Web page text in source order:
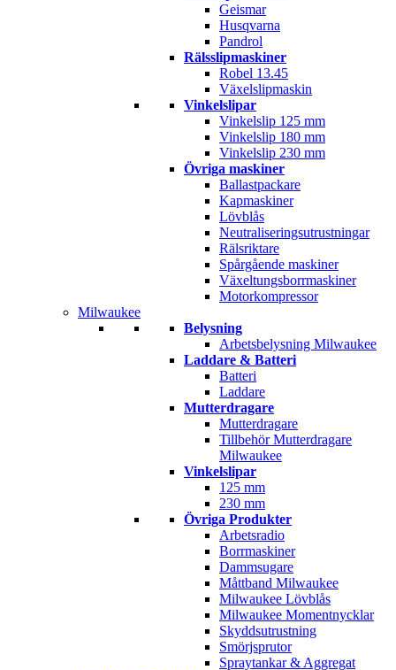
Geismar
Husqvarna
Pandrol
Rälsslipmaskiner
Robel 13.45
Växelslipmaskin
Vinkelslipar
Vinkelslip 125 mm
Vinkelslip 180 mm
Vinkelslip 230 mm
Övriga maskiner
Ballastpackare
Kapmaskiner
Lövblås
Neutraliseringsutrustningar
Rälsriktare
Spårgående maskiner
Växeltungsborrmaskiner
Motorkompressor
Milwaukee
Belysning
Arbetsbelysning Milwaukee
Laddare & Batteri
Batteri
Laddare
Mutterdragare
Mutterdragare
Tillbehör Mutterdragare
Milwaukee
Vinkelslipar
125 mm
230 mm
Övriga Produkter
Arbetsradio
Borrmaskiner
Dammsugare
Måttband Milwaukee
Milwaukee Lövblås
Milwaukee Momentnycklar
Skyddsutrustning
Smörjsprutor
Spraytankar & Aggregat